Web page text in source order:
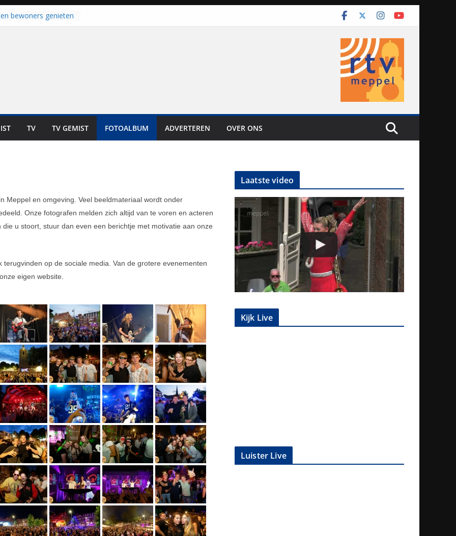
bewoners genieten
Staphorst
en Balkbrug
TV TV GEMIST FOTOALBUM ADVERTEREN OVER ONS
Meppel en omgeving. Veel beeldmateriaal wordt onder
Onze fotografen melden zich altijd van te voren en acteren
u stoort, stuur dan even een berichtje met motivatie aan onze
op de sociale media. Van de grotere evenementen
eigen website.
Laatste video
Kijk Live
Luister Live